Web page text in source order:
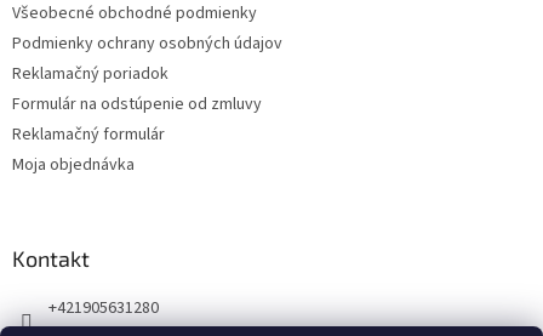
Všeobecné obchodné podmienky
Podmienky ochrany osobných údajov
Reklamačný poriadok
Formulár na odstúpenie od zmluvy
Reklamačný formulár
Moja objednávka
Kontakt
+421905631280